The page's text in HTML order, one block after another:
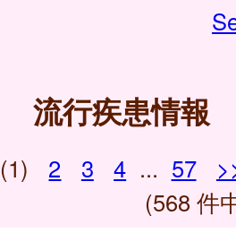
流行疾患情報
(1) 2 3 4 ... 57
(568 件